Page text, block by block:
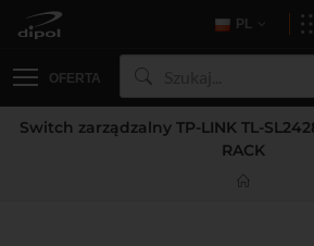
PL
OFERTA
Switch zarządzalny TP-LINK TL-
RACK